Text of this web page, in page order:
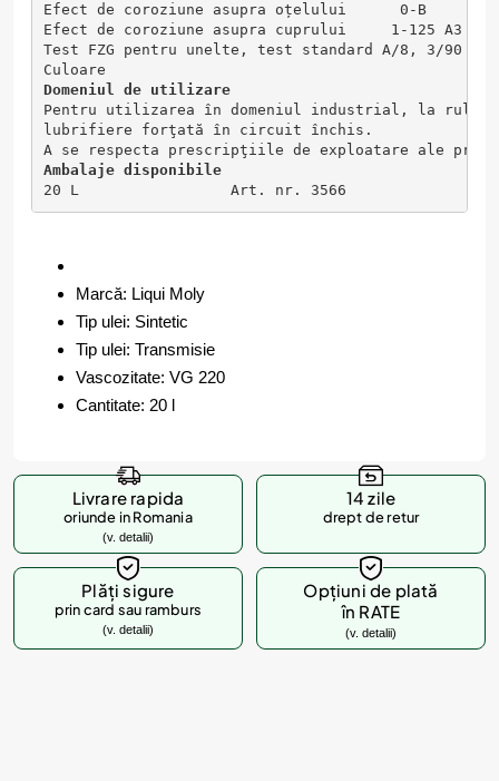
Efect de coroziune asupra oțelului      0-B
Efect de coroziune asupra cuprului     1-125 A3
Test FZG pentru unelte, test standard A/8, 3/90
Culoare
Domeniul de utilizare
Pentru utilizarea în domeniul industrial, la
lubrifiere forţată în circuit închis.
A se respecta prescripţiile de exploatare ale
Ambalaje disponibile
20 L                 Art. nr. 3566
Marcă: Liqui Moly
Tip ulei: Sintetic
Tip ulei: Transmisie
Vascozitate: VG 220
Cantitate: 20 l
Livrare rapida
oriunde in Romania
(v. detalii)
14 zile
drept de retur
Plăți sigure
prin card sau ramburs
(v. detalii)
Opțiuni de plată
în RATE
(v. detalii)